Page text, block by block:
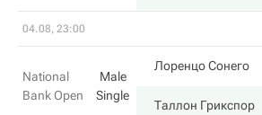
04.08, 23:00
National
Bank Open
Male
Single
Лоренцо Сонего
Таллон Грикспор